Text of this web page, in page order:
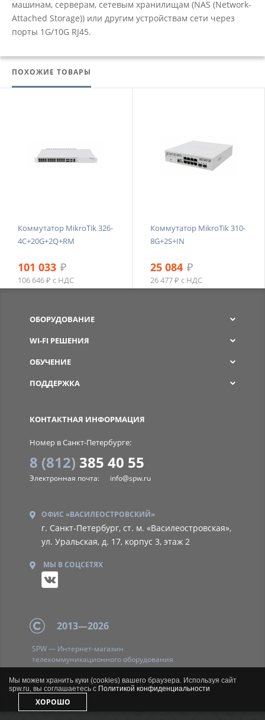
машинам, серверам, сетевым хранилищам (NAS (Network-
Attached Storage)) или другим устройствам сети через
порты 1G/10G RJ45.
ПОХОЖИЕ ТОВАРЫ
Коммутатор MikroTik 326-
4C+20G+2Q+RM
101 033 ₽
106 646 ₽ с НДС
Коммутатор MikroTik 310-
8G+2S+IN
25 084 ₽
26 477 ₽ с НДС
КОНТАКТНАЯ ИНФОРМАЦИЯ
Номер в Санкт-Петербурге:
8 (812) 385 40 55
Электронная почта: info@spw.ru
ОФИС «ВАСИЛЕОСТРОВСКИЙ»
г. Санкт-Петербург, ст. м. «Василеостровская»,
ул. Уральская, д. 17, корпус 3, этаж 2
МЫ В СОЦСЕТЯХ
ОБОРУДОВАНИЕ
WI-FI РЕШЕНИЯ
ОБУЧЕНИЕ
ПОДДЕРЖКА
2013—2026
SPW — Интернет-магазин
телекоммуникационного оборудования
Политикаконфиденциальности
Мы можем хранить куки (cookies) вашего браузера. Используя сайт
spw.ru, вы соглашаетесь с Политикой конфиденциальности
ХОРОШО